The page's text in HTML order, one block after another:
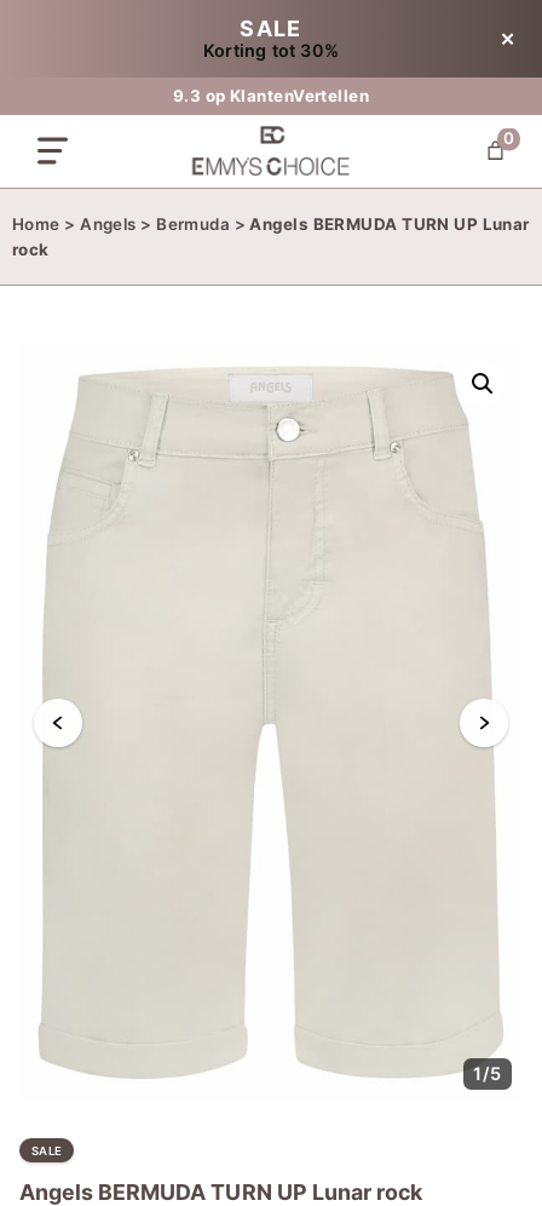
SALE
Korting tot 30% ✕
9.3 op KlantenVertellen
0
Home >Angels > Bermuda >Angels BERMUDA TURN UP Lunar
rock
1/5
SALE
Angels BERMUDA TURN UP Lunar rock